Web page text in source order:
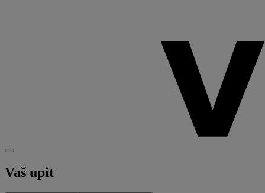
Vaš upit